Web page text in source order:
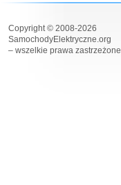
Copyright © 2008-2026
SamochodyElektryczne.org
– wszelkie prawa zastrzeżone